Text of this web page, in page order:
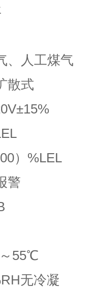
、人工煤气
散式
±15%
） %LEL
警
55℃
无冷凝